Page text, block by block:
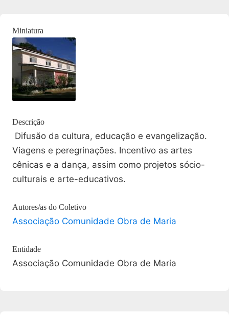
Miniatura
Descrição
Difusão da cultura, educação e evangelização.
Viagens e peregrinações. Incentivo as artes
cênicas e a dança, assim como projetos sócio-
culturais e arte-educativos.
Autores/as do Coletivo
Associação Comunidade Obra de Maria
Entidade
Associação Comunidade Obra de Maria